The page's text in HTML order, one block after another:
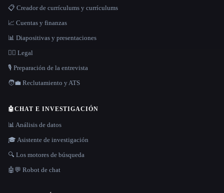
📋 Creador de currículums y currículums
📈 Cuentas y finanzas
📊 Diapositivas y presentaciones
👩‍⚖️ Legal
🎙️ Preparación de la entrevista
🧑‍💼 Reclutamiento y ATS
🤖CHAT E INVESTIGACIÓN
📊 Análisis de datos
🎓 Asistente de investigación
🔍 Los motores de búsqueda
🤖💬 Robot de chat